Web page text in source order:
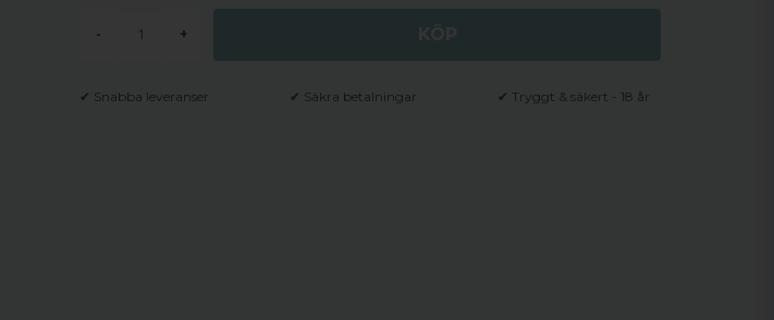
- +
✔ Snabba leveranser ✔ Säkra betalningar ✔ Tryggt & säkert - 18 år